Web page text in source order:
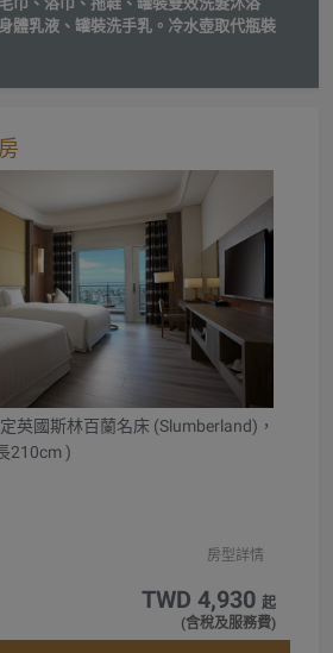
體乳液、罐裝洗手乳。冷水壺取代瓶裝
英國斯林百蘭名床 (Slumberland)，
210cm )
房型詳情
TWD 4,930 起
(含稅及服務費)